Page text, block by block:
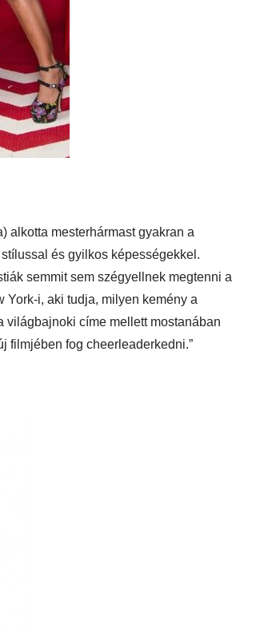
alkotta mesterhármast gyakran a
és gyilkos képességekkel.
semmit sem szégyellnek megtenni a
i, aki tudja, milyen kemény a
világbajnoki címe mellett mostanában
filmjében fog cheerleaderkedni.”